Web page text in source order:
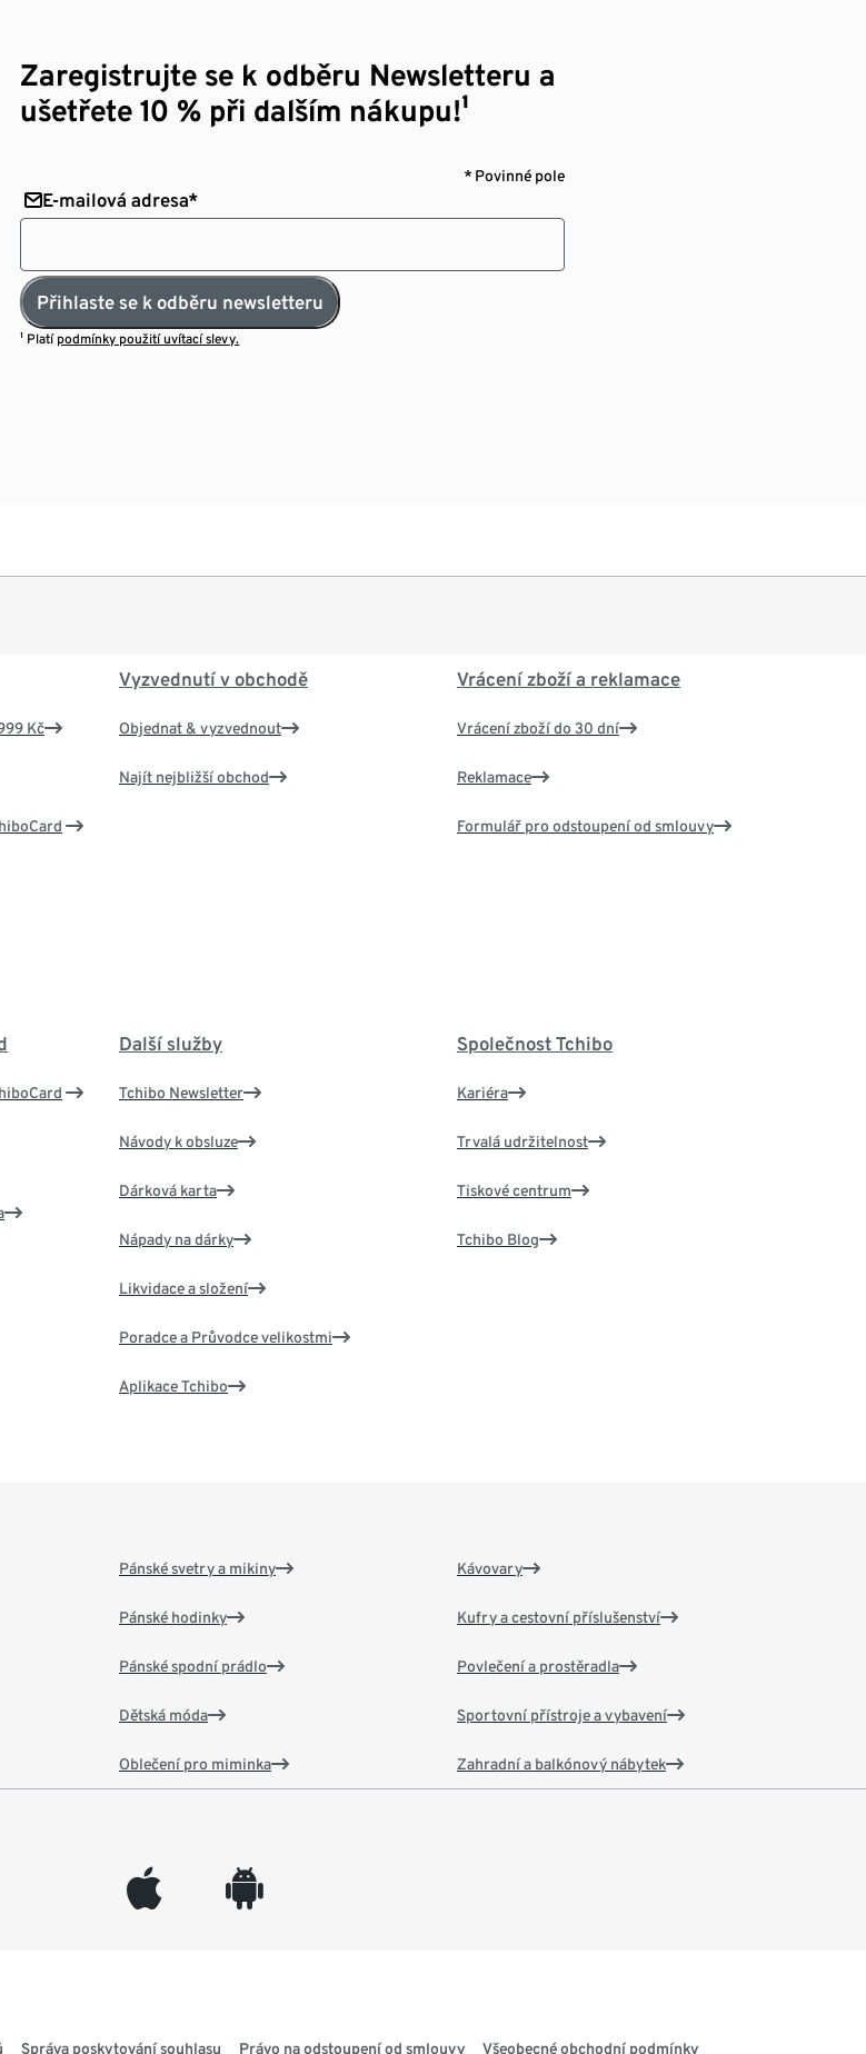
Zaregistrujte se k odběru Newsletteru a
ušetřete 10 % při dalším nákupu!¹
* Povinné pole
E-mailová adresa*
Přihlaste se k odběru newsletteru
¹ Platí podmínky použití uvítací slevy.
Kč
Vyzvednutí v obchodě
Objednat & vyzvednout
Najít nejbližší obchod
Vrácení zboží a reklamace
Vrácení zboží do 30 dní
Reklamace
Formulář pro odstoupení od smlouvy
Další služby
Tchibo Newsletter
Návody k obsluze
Dárková karta
Nápady na dárky
Likvidace a složení
Poradce a Průvodce velikostmi
Aplikace Tchibo
Společnost Tchibo
Kariéra
Trvalá udržitelnost
Tiskové centrum
Tchibo Blog
Pánské svetry a mikiny
Pánské hodinky
Pánské spodní prádlo
Dětská móda
Oblečení pro miminka
Kávovary
Kufry a cestovní příslušenství
Povlečení a prostěradla
Sportovní přístroje a vybavení
Zahradní a balkónový nábytek
appleinc android
Správa poskytování souhlasu Právo na odstoupení od smlouvy Všeobecné obchodní podmínky